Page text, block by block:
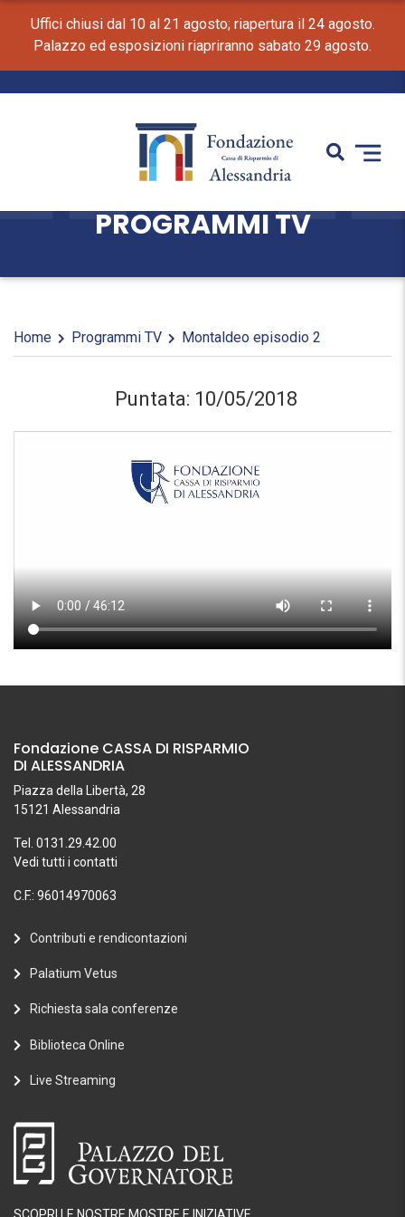
Uffici chiusi dal 10 al 21 agosto; riapertura il 24 agosto.
Palazzo ed esposizioni riapriranno sabato 29 agosto.
PROGRAMMI TV
Home Programmi TV Montaldeo episodio 2
Puntata: 10/05/2018
Fondazione CASSA DI RISPARMIO
DI ALESSANDRIA
Piazza della Libertà, 28
15121 Alessandria
Tel. 0131.29.42.00
Vedi tutti i contatti
C.F.: 96014970063
Contributi e rendicontazioni
Palatium Vetus
Richiesta sala conferenze
Biblioteca Online
Live Streaming